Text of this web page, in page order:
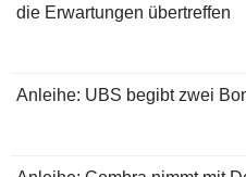
die Erwartungen übertreffen
Anleihe: UBS begibt zwei